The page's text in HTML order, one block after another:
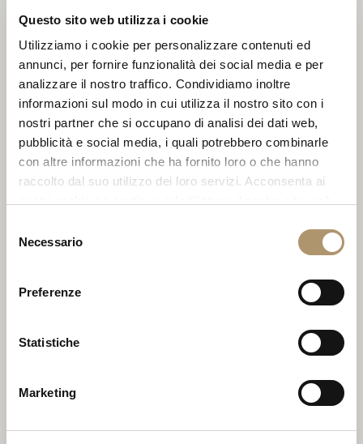
Questo sito web utilizza i cookie
Utilizziamo i cookie per personalizzare contenuti ed
annunci, per fornire funzionalità dei social media e per
analizzare il nostro traffico. Condividiamo inoltre
informazioni sul modo in cui utilizza il nostro sito con i
nostri partner che si occupano di analisi dei dati web,
pubblicità e social media, i quali potrebbero combinarle
con altre informazioni che ha fornito loro o che hanno
raccolto dal suo utilizzo dei loro servizi. Acconsenta ai
delNecessario
Preferenze
Statistiche
Marketing
produzione. Nella rappresentazione dei
campioni, il prodotto finito, può presentare
variazioni di colore in base all'ambiente ed alle
luci circostanti.
AVVISO
/ Cat.H LIZ